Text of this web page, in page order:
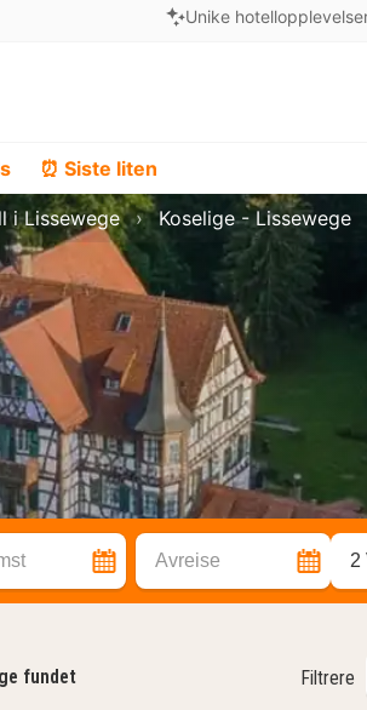
Unike
⏰ Siste liten
i Lissewege Koselige - Lissewege
Avreise 2
fundet Filtrere